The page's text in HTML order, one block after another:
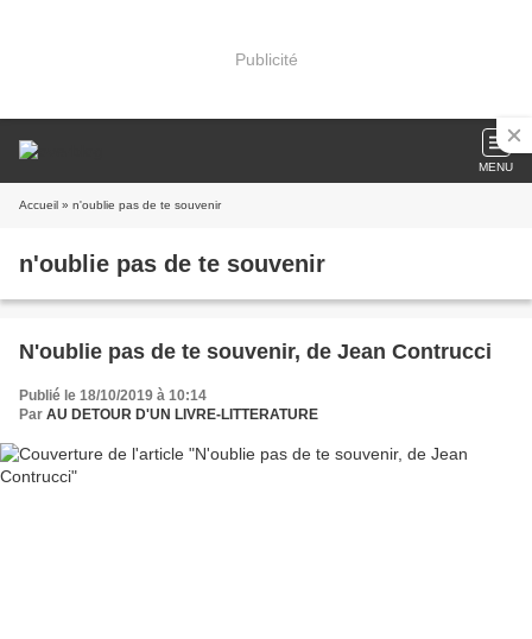
Publicité
MENU
Accueil » n'oublie pas de te souvenir
n'oublie pas de te souvenir
N'oublie pas de te souvenir, de Jean Contrucci
Publié le 18/10/2019 à 10:14
Par AU DETOUR D'UN LIVRE-LITTERATURE